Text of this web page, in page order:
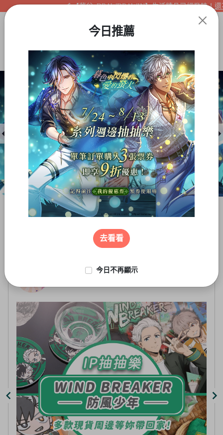
【夢谷xDRAWDRAWIN】生活精品已經登陸！還不
今日推薦
去看看
今日不再顯示